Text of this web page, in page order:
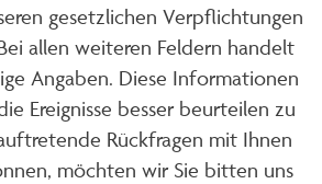
gesetzlichen Verpflichtungen
allen weiteren Feldern handelt
Angaben. Diese Informationen
Ereignisse besser beurteilen zu
Rückfragen mit Ihnen
möchten wir Sie bitten uns